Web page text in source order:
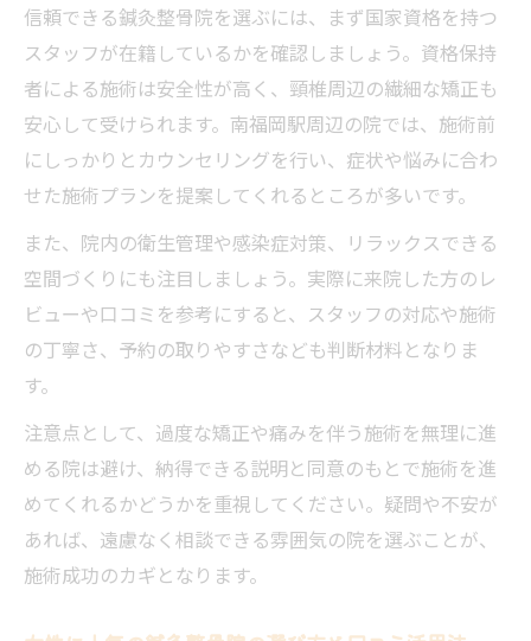
説
予約前に知りたい鍼灸整骨院の口コミ情報
鍼灸整骨院の頸椎矯正はどんな流れで進む？
鍼灸整骨院での頸椎矯正の一般的な施術手
順
初診から施術完了までの鍼灸整骨院の流れ
鍼灸整骨院で頸椎矯正前に行うカウンセリ
ング
施術後のアフターケアも充実の鍼灸整骨院
信頼できる鍼灸整骨院を選ぶには、まず国家資格を持つ
スタッフが在籍しているかを確認しましょう。資格保持
者による施術は安全性が高く、頸椎周辺の繊細な矯正も
安心して受けられます。南福岡駅周辺の院では、施術前
にしっかりとカウンセリングを行い、症状や悩みに合わ
せた施術プランを提案してくれるところが多いです。
また、院内の衛生管理や感染症対策、リラックスできる
空間づくりにも注目しましょう。実際に来院した方のレ
ビューや口コミを参考にすると、スタッフの対応や施術
の丁寧さ、予約の取りやすさなども判断材料となりま
す。
注意点として、過度な矯正や痛みを伴う施術を無理に進
める院は避け、納得できる説明と同意のもとで施術を進
めてくれるかどうかを重視してください。疑問や不安が
あれば、遠慮なく相談できる雰囲気の院を選ぶことが、
施術成功のカギとなります。